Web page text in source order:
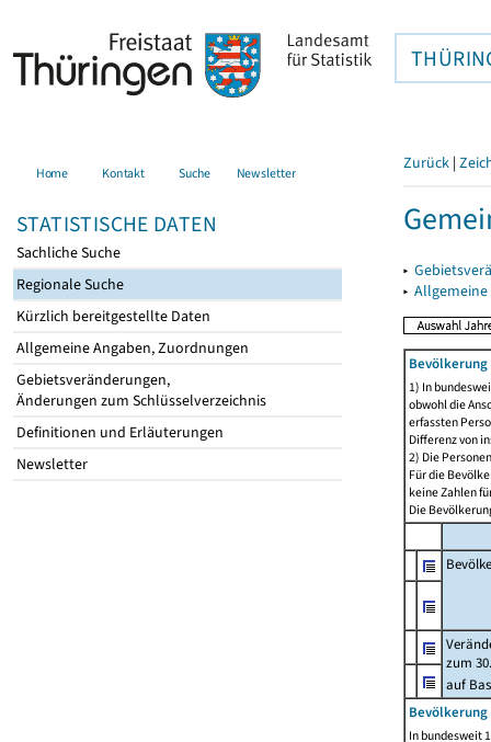
Home Kontakt Suche Newsletter
STATISTISCHE DATEN
Sachliche Suche
Regionale Suche
Kürzlich bereitgestellte Daten
Allgemeine Angaben, Zuordnungen
Gebietsveränderungen,
Änderungen zum Schlüsselverzeichnis
Definitionen und Erläuterungen
Newsletter
Zurück |
▸
▸
1) In
obwohl die
erfassten
Differenz von
2) Die
Für die
keine Zahlen
Die
zum
auf
Bevölkerung
In bundesweit